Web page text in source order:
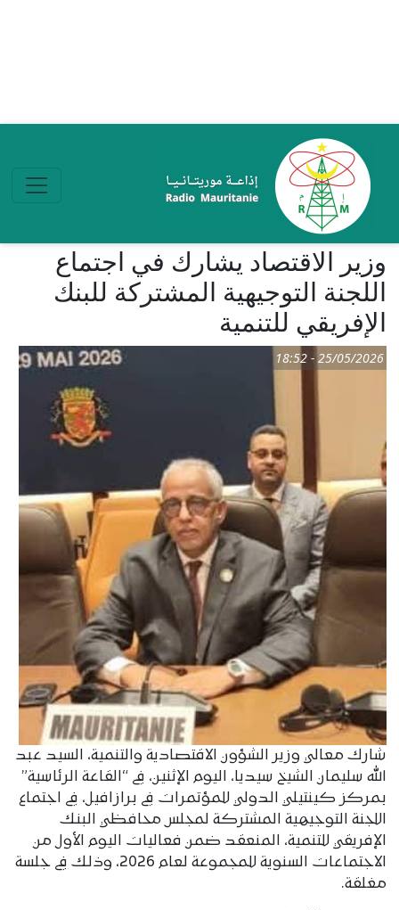
وزير الاقتصاد يشارك في اجتماع
اللجنة التوجيهية المشتركة للبنك
الإفريقي للتنمية
25/05/2026 - 18:52
شارك معالي وزير الشؤون الاقتصادية والتنمية، السيد عبد
الله سليمان الشيخ سيديا، اليوم الإثنين، في “القاعة الرئاسية”
بمركز كينتيلي الدولي للمؤتمرات في برازافيل، في اجتماع
اللجنة التوجيهية المشتركة لمجلس محافظي البنك
الإفريقي للتنمية، المنعقد ضمن فعاليات اليوم الأول من
الاجتماعات السنوية للمجموعة لعام 2026، وذلك في جلسة
مغلقة.